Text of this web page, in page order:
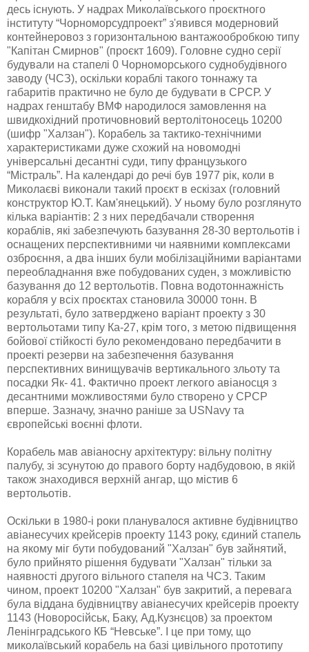
десь існують. У надрах Миколаївського проєктного
інституту “Чорноморсудпроект” з'явився модерновий
контейнеровоз з горизонтальною вантажообробкою типу
"Капітан Смирнов" (проєкт 1609). Головне судно серії
будували на стапелі 0 Чорноморського суднобудівного
заводу (ЧСЗ), оскільки кораблі такого тоннажу та
габаритів практично не було де будувати в СРСР. У
надрах генштабу ВМФ народилося замовлення на
швидкохідний протичовновий вертолітоносець 10200
(шифр "Халзан"). Корабель за тактико-технічними
характеристиками дуже схожий на новомодні
універсальні десантні суди, типу французького
“Містраль”. На календарі до речі був 1977 рік, коли в
Миколаєві виконали такий проєкт в ескізах (головний
конструктор Ю.Т. Кам'янецький). У ньому було розглянуто
кілька варіантів: 2 з них передбачали створення
кораблів, які забезпечують базування 28-30 вертольотів і
оснащених перспективними чи наявними комплексами
озброєння, а два інших були мобілізаційними варіантами
переобладнання вже побудованих суден, з можливістю
базування до 12 вертольотів. Повна водотоннажність
корабля у всіх проєктах становила 30000 тонн. В
результаті, було затверджено варіант проекту з 30
вертольотами типу Ка-27, крім того, з метою підвищення
бойової стійкості було рекомендовано передбачити в
проекті резерви на забезпечення базування
перспективних винищувачів вертикального зльоту та
посадки Як- 41. Фактично проект легкого авіаносця з
десантними можливостями було створено у СРСР
вперше. Зазначу, значно раніше за USNavy та
європейські воєнні флоти.
Корабель мав авіаносну архітектуру: вільну політну
палубу, зі зсунутою до правого борту надбудовою, в якій
також знаходився верхній ангар, що містив 6
вертольотів.
Оскільки в 1980-і роки планувалося активне будівництво
авіанесучих крейсерів проекту 1143 року, єдиний стапель
на якому міг бути побудований "Халзан" був зайнятий,
було прийнято рішення будувати "Халзан" тільки за
наявності другого вільного стапеля на ЧСЗ. Таким
чином, проект 10200 "Халзан" був закритий, а перевага
була віддана будівництву авіанесучих крейсерів проекту
1143 (Новоросійськ, Баку, Ад.Кузнєцов) за проектом
Ленінградського КБ “Невське”. І це при тому, що
миколаївський корабель на базі цивільного прототипу